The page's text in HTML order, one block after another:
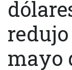
redujo
mayo